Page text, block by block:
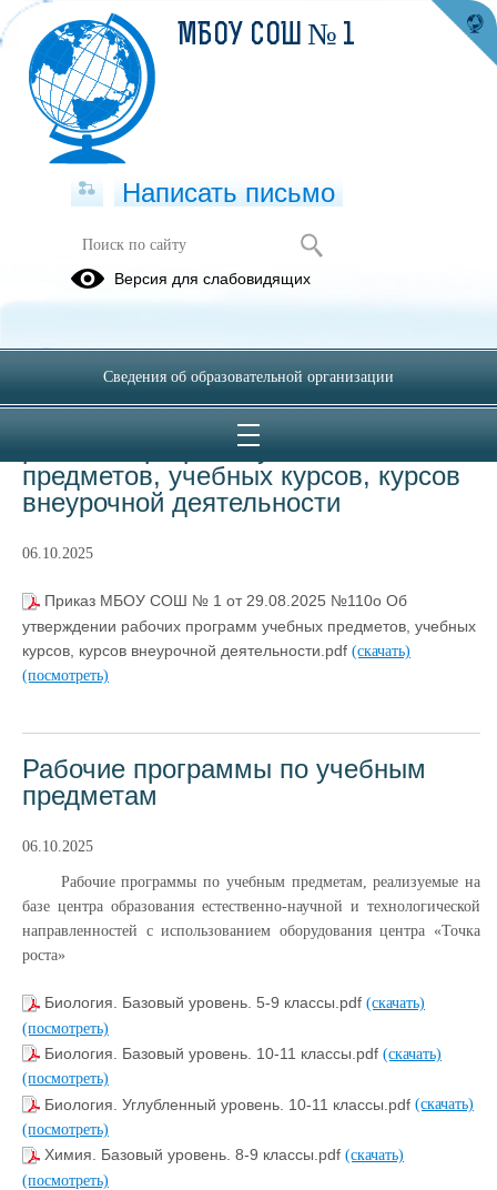
Образовательные программы
29.08.2025 №110о Об утверждении
рабочих программ учебных
предметов, учебных курсов, курсов
внеурочной деятельности
06.10.2025
Приказ МБОУ СОШ № 1 от 29.08.2025 №110о Об
утверждении рабочих программ учебных предметов, учебных
курсов, курсов внеурочной деятельности.pdf (скачать)
(посмотреть)
Рабочие программы по учебным
предметам
06.10.2025
Рабочие программы по учебным предметам, реализуемые на
базе центра образования естественно-научной и технологической
направленностей с использованием оборудования центра «Точка
роста»
Биология. Базовый уровень. 5-9 классы.pdf (скачать)
(посмотреть)
Биология. Базовый уровень. 10-11 классы.pdf (скачать)
(посмотреть)
Биология. Углубленный уровень. 10-11 классы.pdf (скачать)
(посмотреть)
Химия. Базовый уровень. 8-9 классы.pdf (скачать)
(посмотреть)
МБОУ СОШ № 1
Написать письмо
Версия для слабовидящих
Сведения об образовательной организации